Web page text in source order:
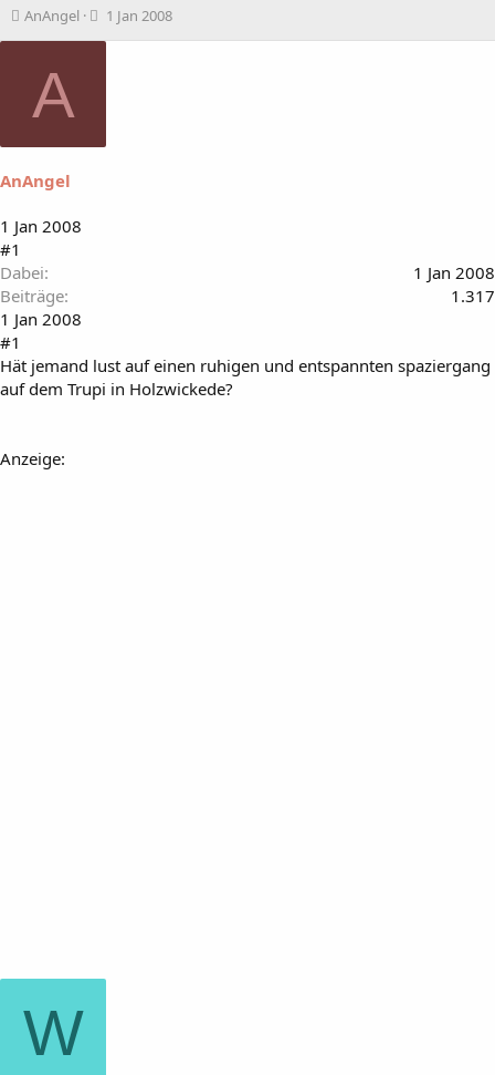
T
n
t
a
r
e
AnAngel
B
a
1 Jan 2008
A
AnAngel
1 Jan 2008
#1
Dabei
1 Jan 2008
Beiträge
1.317
1 Jan 2008
#1
Hät jemand lust auf einen ruhigen und entspannten spaziergang
auf dem Trupi in Holzwickede?
Anzeige:
W